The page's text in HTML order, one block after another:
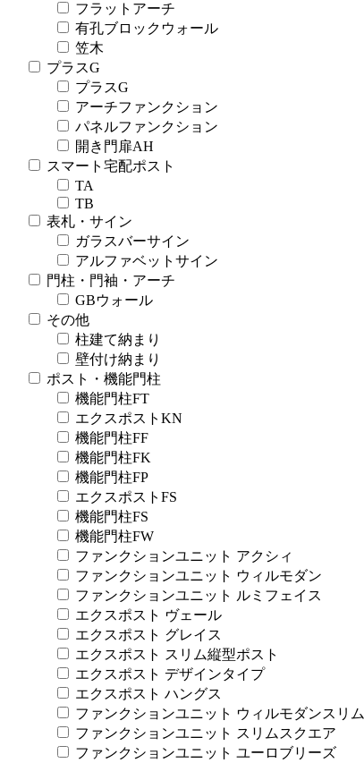
フラットアーチ
有孔ブロックウォール
笠木
プラスG
プラスG
アーチファンクション
パネルファンクション
開き門扉AH
スマート宅配ポスト
TA
TB
表札・サイン
ガラスバーサイン
アルファベットサイン
門柱・門袖・アーチ
GBウォール
その他
柱建て納まり
壁付け納まり
ポスト・機能門柱
機能門柱FT
エクスポストKN
機能門柱FF
機能門柱FK
機能門柱FP
エクスポストFS
機能門柱FS
機能門柱FW
ファンクションユニット アクシィ
ファンクションユニット ウィルモダン
ファンクションユニット ルミフェイス
エクスポスト ヴェール
エクスポスト グレイス
エクスポスト スリム縦型ポスト
エクスポスト デザインタイプ
エクスポスト ハングス
ファンクションユニット ウィルモダンスリム
ファンクションユニット スリムスクエア
ファンクションユニット ユーロブリーズ